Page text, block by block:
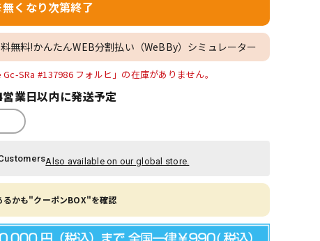
くなり次第終了
無料!かんたんWEB分割払い（WeBBy）シミュレーター
SRa #137986 フォルヒ」の在庫がありません。
業日以内に発送予定
Also available on our global store.
るかも"クーポンBOX"を確認